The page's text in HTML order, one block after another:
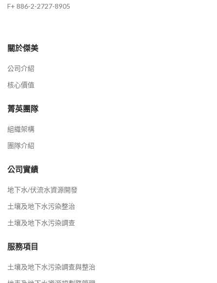
F+ 886-2-2727-8905
關於傑美
公司介紹
核心價值
菁英團隊
組織架構
團隊介紹
公司實績
地下水/伏流水資源開發
土壤及地下水污染整治
土壤及地下水污染調查
服務項目
土壤及地下水污染調查與整治